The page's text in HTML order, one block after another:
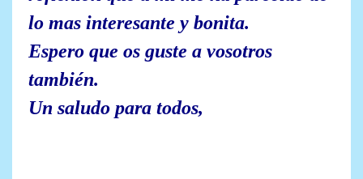
lo mas interesante y bonita.
Espero que os guste a vosotros
también.
Un saludo para todos,